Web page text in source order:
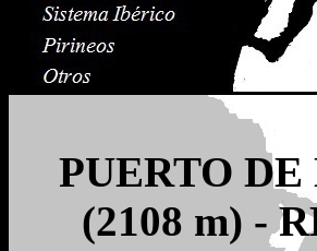
PUERTO
(2108 m) -